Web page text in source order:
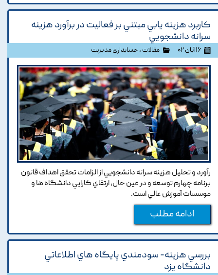
کاربرد هزينه يابي مبتني بر فعاليت در برآورد هزينه
سرانه دانشجويي
۱۶ آبان ۰۲ مقالات ،حسابداری مدیریت
رآورد و تحليل هزينه سرانه دانشجويي از الزامات تحقق اهداف قانون
برنامه چهارم توسعه و در عين حال, ارتقاي کارايي دانشگاه ها و
موسسات آموزش عالي است.
ادامه مطلب
بررسي هزينه- سودمندي پايگاه هاي اطلاعاتي
دانشگاه يزد